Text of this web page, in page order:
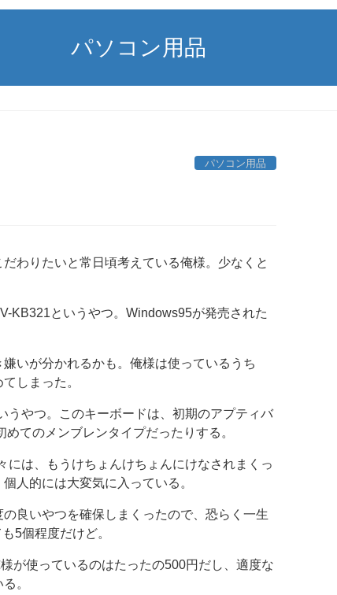
パソコン用品
パソコン用品
わりたいと常日頃考えている俺様。少なくと
KB321というやつ。Windows95が発売された
いが分かれるかも。俺様は使っているうち
しまった。
うやつ。このキーボードは、初期のアプティバ
てのメンブレンタイプだったりする。
は、もうけちょんけちょんにけなされまくっ
人的には大変気に入っている。
良いやつを確保しまくったので、恐らく一生
5個程度だけど。
が使っているのはたったの500円だし、適度な
。